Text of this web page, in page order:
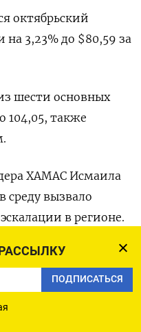
ПОДПИСАТЬСЯ
октябрьский
3,23% до $80,59 за
шести основных
104,05,​ также
ХАМАС Исмаила
среду вызвало
в регионе.
сообщило,
убили самого
Хезболлы в
во вторник в